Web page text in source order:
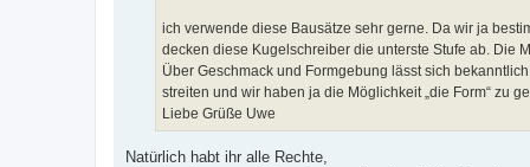
ich verwende diese Bausätze sehr gerne. Da wir ja
decken diese Kugelschreiber die unterste Stufe ab. Die
Über Geschmack und Formgebung lässt sich
streiten und wir haben ja die Möglichkeit „die Form“ zu
Liebe Grüße Uwe
Natürlich habt ihr alle Rechte,